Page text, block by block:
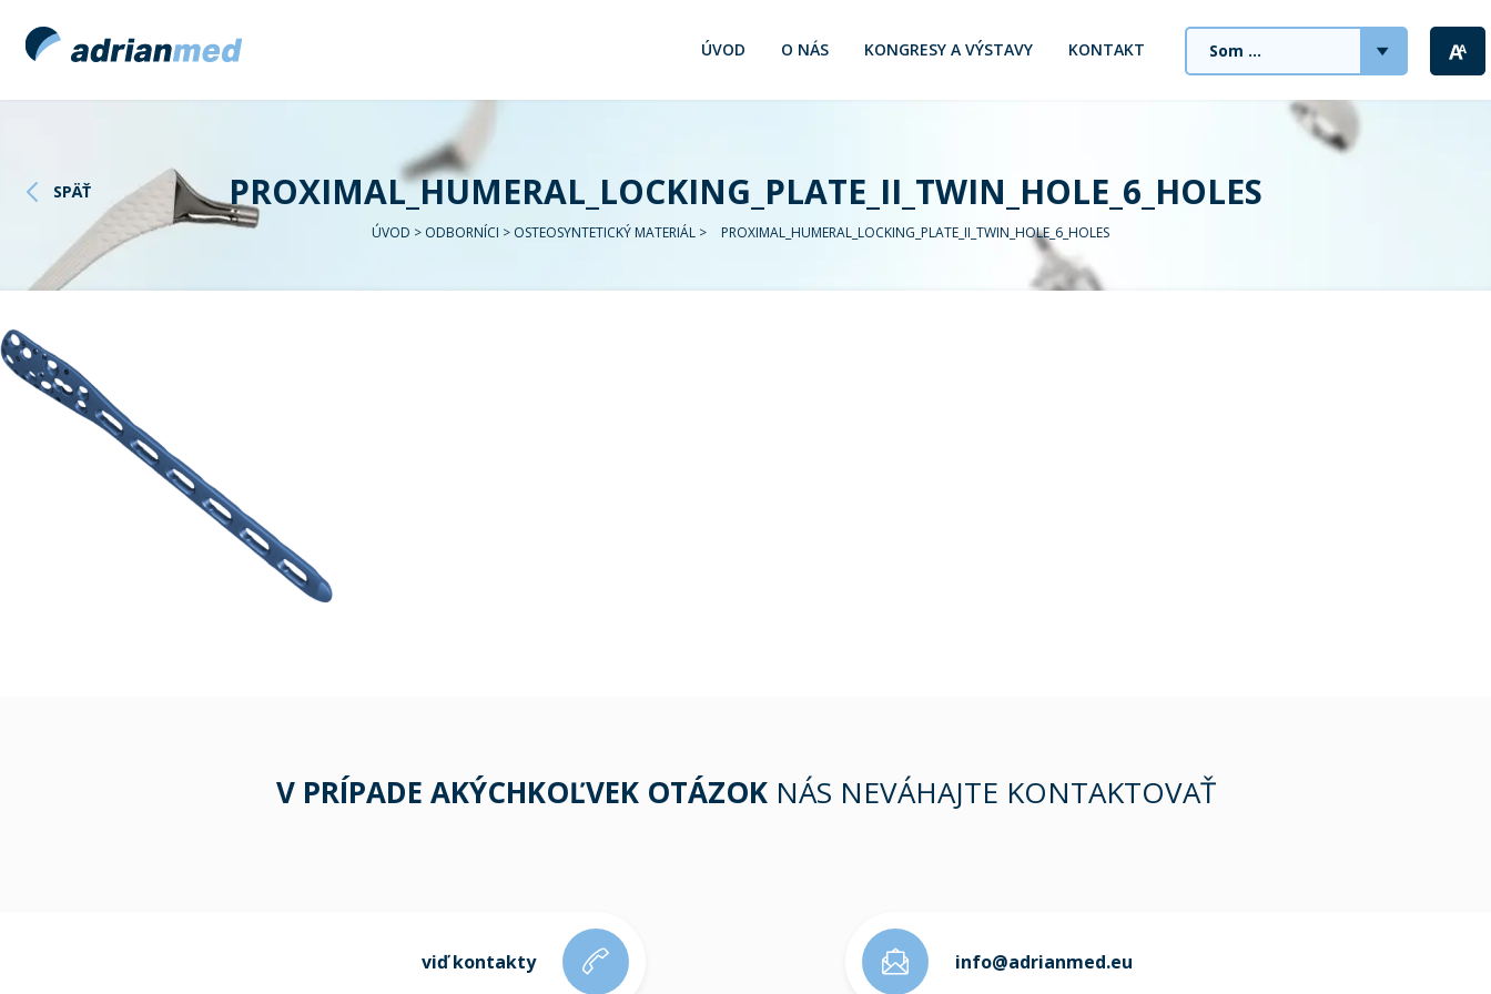
ÚVOD O NÁS KONGRESY A VÝSTAVY KONTAKT Som ...
PROXIMAL_HUMERAL_LOCKING_PLATE_II_TWIN_HOLE_6_HOLES
ÚVOD > ODBORNÍCI > OSTEOSYNTETICKÝ MATERIÁL> PROXIMAL_HUMERAL_LOCKING_PLATE_II_TWIN_HOLE_6_HOLES
SPÄŤ
V PRÍPADE AKÝCHKOĽVEK OTÁZOKNÁS NEVÁHAJTE KONTAKTOVAŤ
viď kontakty info@adrianmed.eu